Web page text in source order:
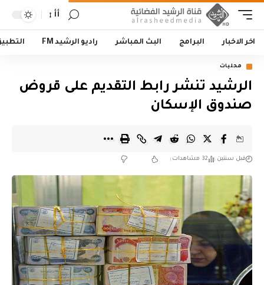
أأ
اخر الاخبار البرامج البث المباشر راديو الرشيد FM
محليات
الرشيد تنشر رابط التقديم على قروض
صندوق الإسكان
قبل سنتين 32 مشاهدات